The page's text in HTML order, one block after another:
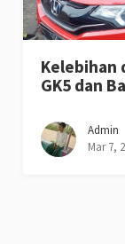
Kelebihan
GK5 dan
Admin
Mar 7,